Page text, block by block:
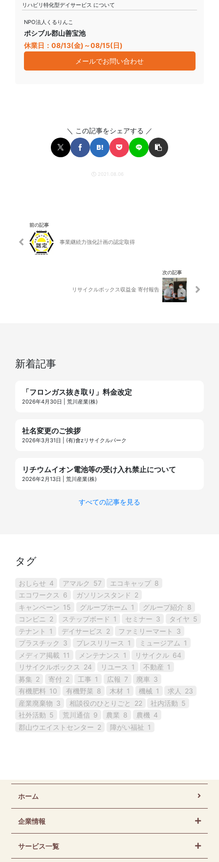
リハビリ特化型デイサービス について
NPO法人くるりんこ
ポシブル郡山善宝池
休業日：08/13(金)～08/15(日)
メールでお問い合わせ
＼ この記事をシェアする ／
2021.08.06
前の記事
事業継続力強化計画の認定取得
次の記事
リサイクルボックス収益金 寄付報告
新着記事
「フロンガス抜き取り」料金改定
2026年4月30日 | 荒川産業(株)
社名変更のご挨拶
2026年3月31日 | (有)會zリサイクルパーク
リチウムイオン電池等の受け入れ禁止について
2026年2月13日 | 荒川産業(株)
すべての記事を見る
タグ
おしらせ 4 アマルク 57 エコキャップ 8
エコワークス
6 ガソリンスタンド 2
キャンペーン 15 グループホーム 1 グループ紹介 8
コンビニ
2 ステップボード 1 セミナー 3 タイヤ 5
テナント
1 デイサービス 2 ファミリーマート
3
プラスチック 3 プレスリリース 1 ミュージアム 1
メディア掲載 11 メンテナンス 1 リサイクル 64
リサイクルボックス
24 リユース 1 不動産 1
募集 2 寄付 2 工事 1 広報 7 廃車 3
有機肥料 10 有機野菜 8 木材 1 機械 1 求人
23
産業廃棄物 3 相談役のひとりごと 22 社内活動 5
社外活動 5 荒川通信 9 農業 8 農機 4
郡山ウエイストセンター 2 障がい福祉 1
ホーム
企業情報
サービス一覧